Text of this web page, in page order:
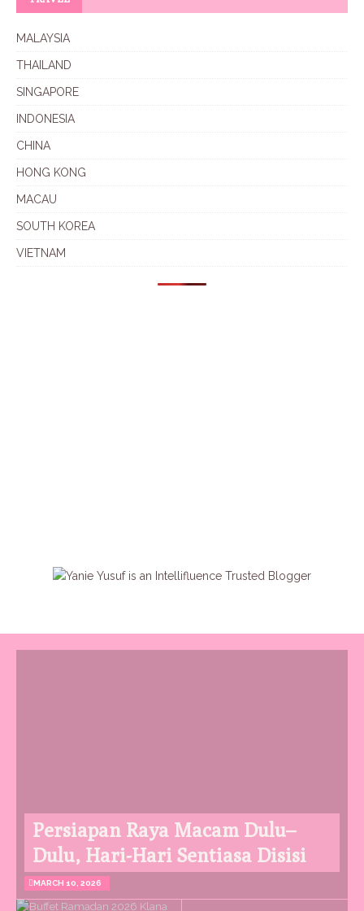
MALAYSIA
THAILAND
SINGAPORE
INDONESIA
CHINA
HONG KONG
MACAU
SOUTH KOREA
VIETNAM
Persiapan Raya Macam Dulu–
Dulu, Hari-Hari Sentiasa Disisi
MARCH 10, 2026